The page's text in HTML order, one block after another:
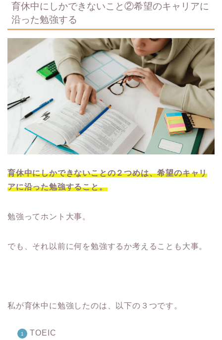
育休中にしかできないこと②希望のキャリアに
沿った勉強する
育休中にしかできないことの２つめは、希望のキャリ
アに沿った勉強すること。
勉強ってホント大事。
でも、それ以前に何を勉強するか考えることも大事。
私が育休中に勉強したのは、以下の３つです。
TOEIC